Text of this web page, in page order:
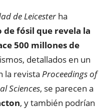
de Leicesterha
de fósil que revela la
500 millones de
detallados en un
la revista Proceedings of
Sciences, se parecen a
, y también podrían